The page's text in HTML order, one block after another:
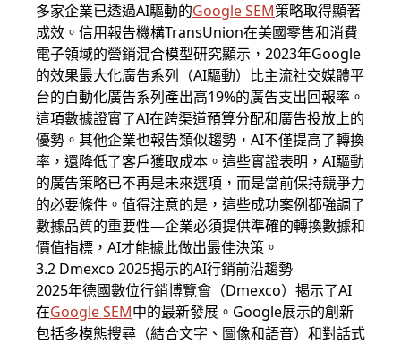
多家企業已透過AI驅動的Google SEM策略取得顯著
成效。信用報告機構TransUnion在美國零售和消費
電子領域的營銷混合模型研究顯示，2023年Google
的效果最大化廣告系列（AI驅動）比主流社交媒體平
台的自動化廣告系列產出高19%的廣告支出回報率。
這項數據證實了AI在跨渠道預算分配和廣告投放上的
優勢。其他企業也報告類似趨勢，AI不僅提高了轉換
率，還降低了客戶獲取成本。這些實證表明，AI驅動
的廣告策略已不再是未來選項，而是當前保持競爭力
的必要條件。值得注意的是，這些成功案例都強調了
數據品質的重要性—企業必須提供準確的轉換數據和
價值指標，AI才能據此做出最佳決策。
3.2 Dmexco 2025揭示的AI行銷前沿趨勢
2025年德國數位行銷博覽會（Dmexco）揭示了AI
在Google SEM中的最新發展。Google展示的創新
包括多模態搜尋（結合文字、圖像和語音）和對話式